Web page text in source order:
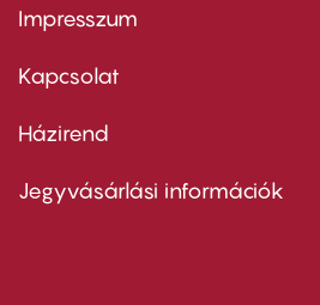
Footer
first
Impresszum
Kapcsolat
Footer
second
Házirend
Jegyvásárlási információk